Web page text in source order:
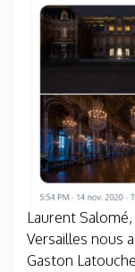
Laurent
Versailles nous
Gaston